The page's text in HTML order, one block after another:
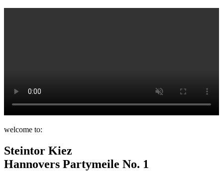
welcome to:
Steintor Kiez
Hannovers Partymeile No. 1